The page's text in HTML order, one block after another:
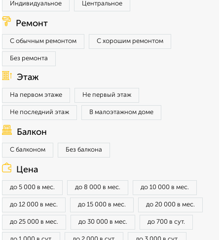
Индивидуальное Центральное
Ремонт
С обычным ремонтом С хорошим ремонтом
Без ремонта
Этаж
На первом этаже Не первый этаж
Не последний этаж В малоэтажном доме
Балкон
С балконом Без балкона
Цена
до 5 000 в мес. до 8 000 в мес. до 10 000 в мес.
до 12 000 в мес. до 15 000 в мес. до 20 000 в мес.
до 25 000 в мес. до 30 000 в мес. до 700 в сут.